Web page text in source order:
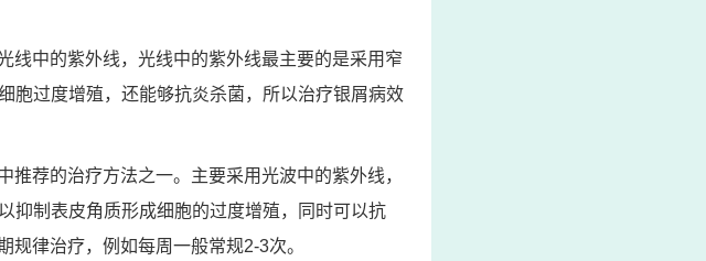
线中的紫外线，光线中的紫外线最主要的是采用窄
胞过度增殖，还能够抗炎杀菌，所以治疗银屑病效
荐的治疗方法之一。主要采用光波中的紫外线，
抑制表皮角质形成细胞的过度增殖，同时可以抗
律治疗，例如每周一般常规2-3次。